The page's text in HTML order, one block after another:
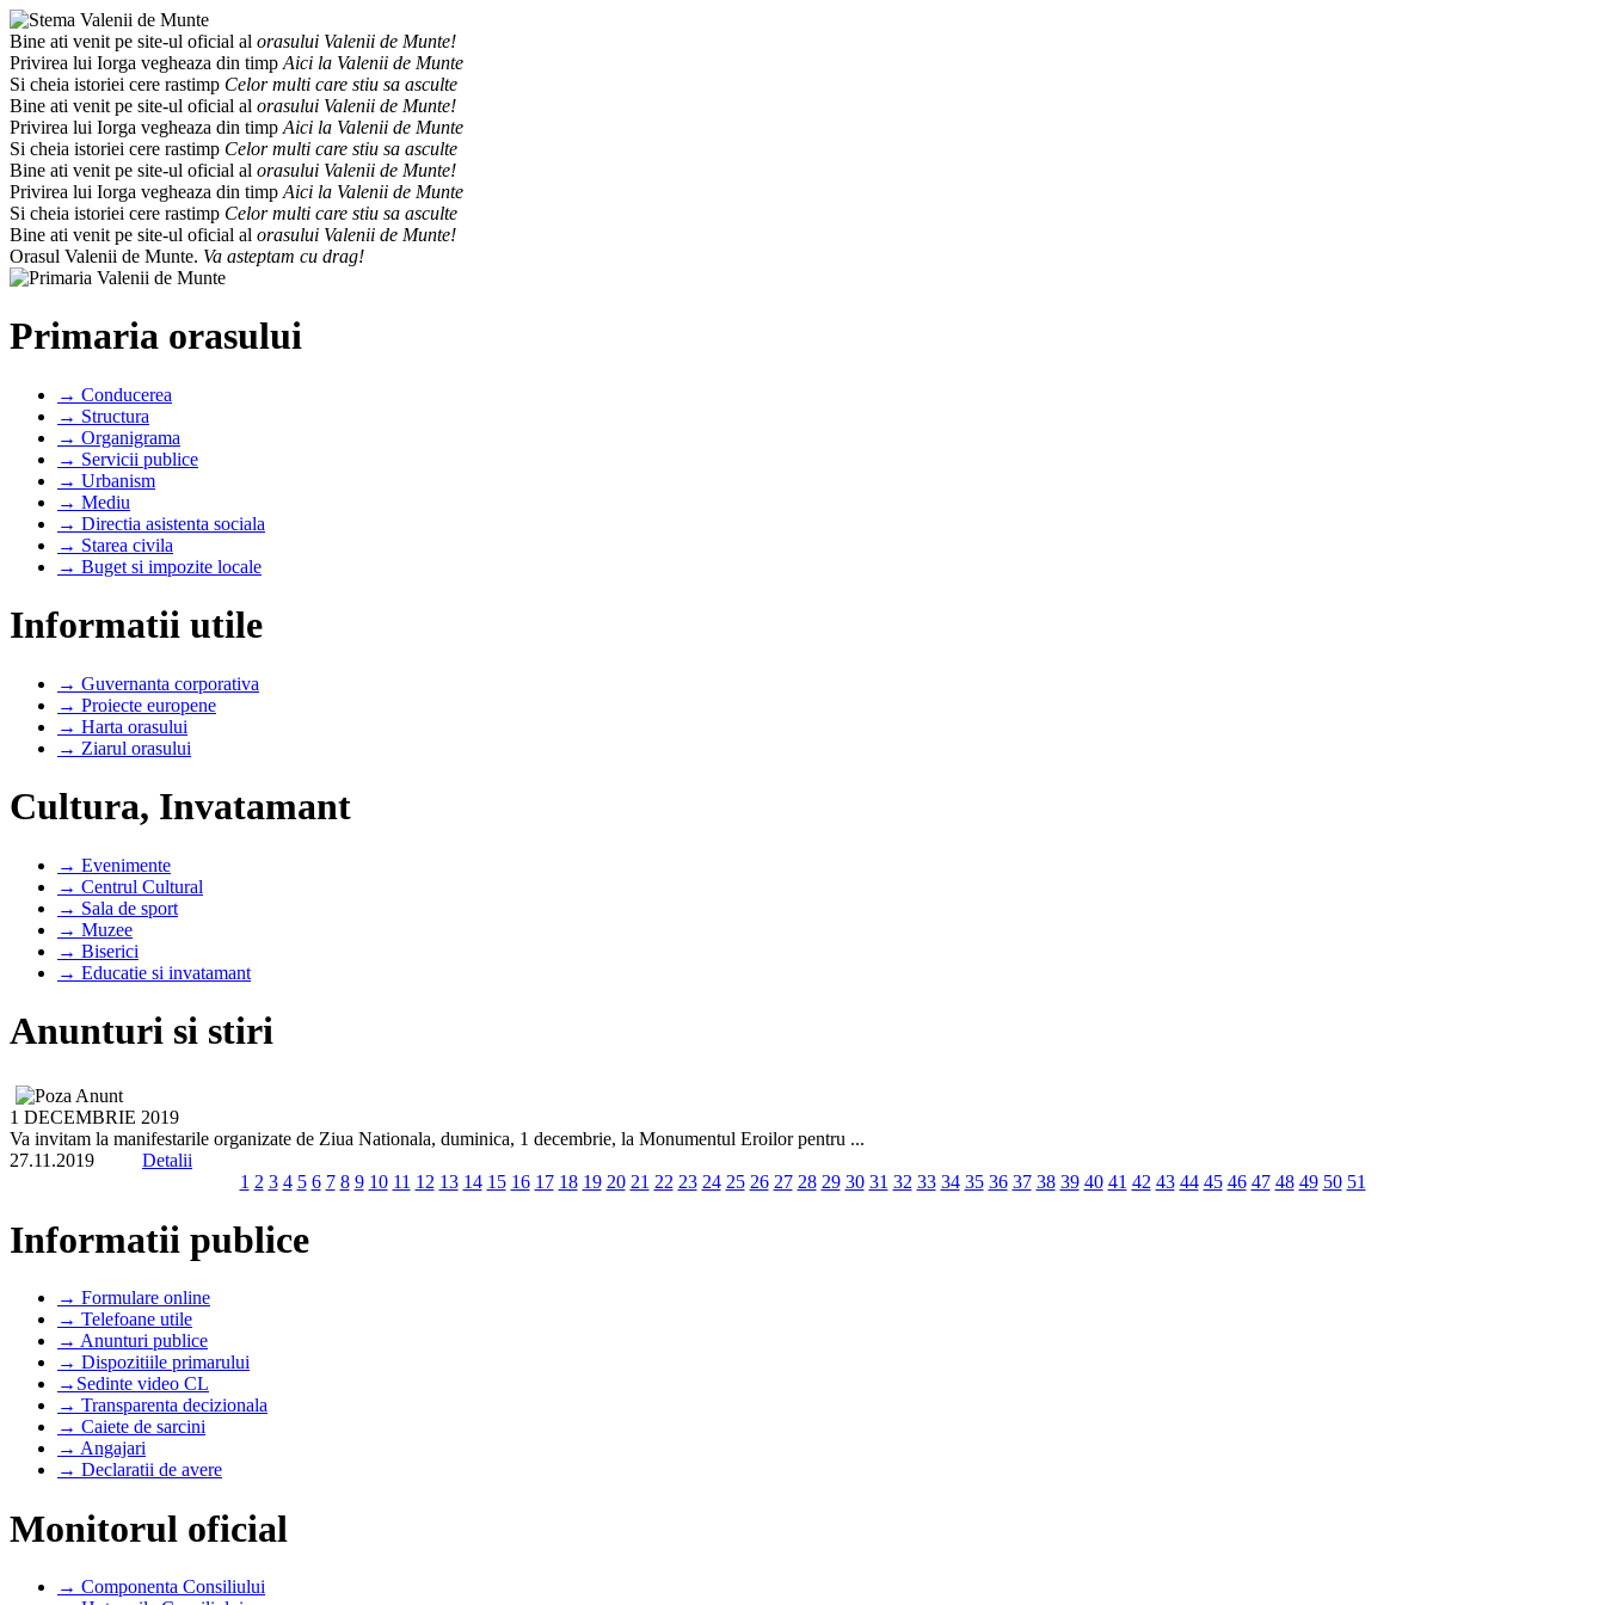
Bine ati venit pe site-ul oficial al orasului Valenii de Munte!
Privirea lui Iorga vegheaza din timp Aici la Valenii de Munte
Si cheia istoriei cere rastimp Celor multi care stiu sa asculte
Bine ati venit pe site-ul oficial al orasului Valenii de Munte!
Privirea lui Iorga vegheaza din timp Aici la Valenii de Munte
Si cheia istoriei cere rastimp Celor multi care stiu sa asculte
Bine ati venit pe site-ul oficial al orasului Valenii de Munte!
Privirea lui Iorga vegheaza din timp Aici la Valenii de Munte
Si cheia istoriei cere rastimp Celor multi care stiu sa asculte
Bine ati venit pe site-ul oficial al orasului Valenii de Munte!
Orasul Valenii de Munte. Va asteptam cu drag!
Primaria orasului
→ Conducerea
→ Structura
→ Organigrama
→ Servicii publice
→ Urbanism
→ Mediu
→ Directia asistenta sociala
→ Starea civila
→ Buget si impozite locale
Informatii utile
→ Guvernanta corporativa
→ Proiecte europene
→ Harta orasului
→ Ziarul orasului
Cultura, Invatamant
→ Evenimente
→ Centrul Cultural
→ Sala de sport
→ Muzee
→ Biserici
→ Educatie si invatamant
Anunturi si stiri
1 DECEMBRIE 2019
Va invitam la manifestarile organizate de Ziua Nationala, duminica, 1 decembrie, la Monumentul Eroilor pentru ...
27.11.2019 Detalii
1 2 3 4 5 6 7 8 9 10 11 12 13 14 15 16 17 18 19 20 21 22 23 24 25 26 27 28 29 30 31 32 33 34 35 36 37 38 39 40 41 42 43 44 45 46 47 48 49 50 51
Informatii publice
→ Formulare online
→ Telefoane utile
→ Anunturi publice
→ Dispozitiile primarului
→Sedinte video CL
→ Transparenta decizionala
→ Caiete de sarcini
→ Angajari
→ Declaratii de avere
Monitorul oficial
→ Componenta Consiliului